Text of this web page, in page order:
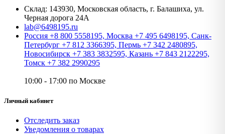
Склад: 143930, Московская область, г. Балашиха, ул.
Черная дорога 24А
lab@6498195.ru
Россия +8 800 5558195, Москва +7 495 6498195, Санк-
Петербург +7 812 3366395, Пермь +7 342 2480895,
Новосибирск +7 383 3832595, Казань +7 843 2122295,
Томск +7 382 2990295
10:00 - 17:00 по Москве
Личный кабинет
Отследить заказ
Уведомления о товарах